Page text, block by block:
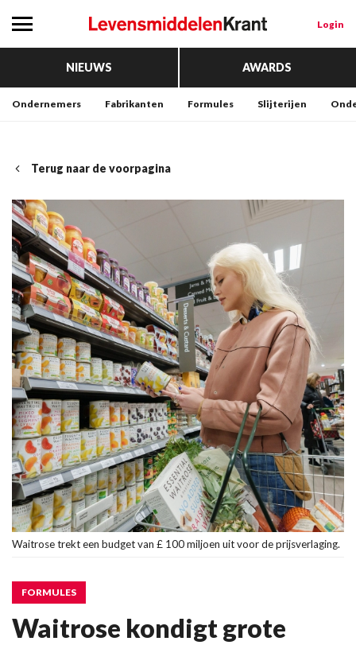
Login
NIEUWS AWARDS
Ondernemers Fabrikanten Formules Slijterijen
Terug naar de voorpagina
Waitrose trekt een budget van £ 100 miljoen uit voor de prijsverlaging.
FORMULES
Waitrose kondigt grote